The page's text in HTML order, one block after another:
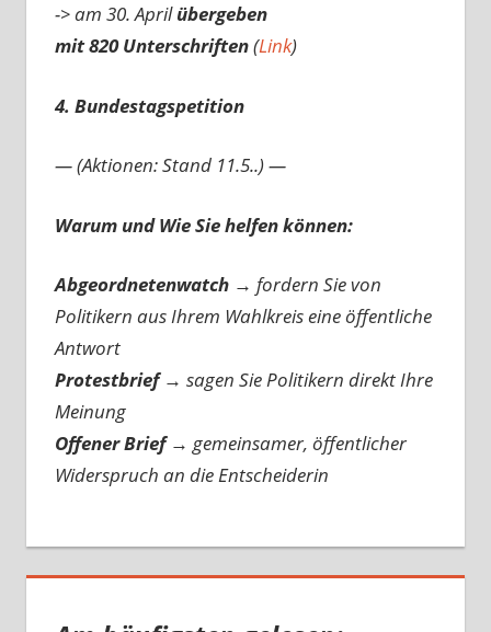
-> am 30. Aprilübergeben
mit 820 Unterschriften(Link)
4. Bundestagspetition
— (Aktionen: Stand 11.5..) —
Warum und Wie Sie helfen können:
Abgeordnetenwatch → fordern Sie von
Politikern aus Ihrem Wahlkreis eine öffentliche
Antwort
Protestbrief → sagen Sie Politikern direkt Ihre
Meinung
Offener Brief → gemeinsamer, öffentlicher
Widerspruch an die Entscheiderin